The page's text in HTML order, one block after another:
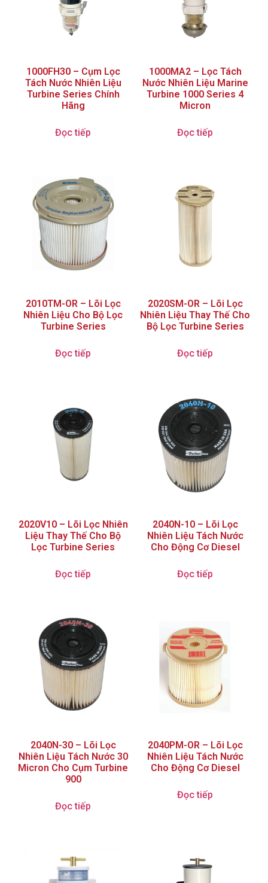
1000FH30 – Cụm Lọc
Tách Nước Nhiên Liệu
Turbine Series Chính
Hãng
Đọc tiếp
1000MA2 – Lọc Tách
Nước Nhiên Liệu Marine
Turbine 1000 Series 4
Micron
Đọc tiếp
2010TM-OR – Lõi Lọc
Nhiên Liệu Cho Bộ Lọc
Turbine Series
Đọc tiếp
2020SM-OR – Lõi Lọc
Nhiên Liệu Thay Thế Cho
Bộ Lọc Turbine Series
Đọc tiếp
2020V10 – Lõi Lọc Nhiên
Liệu Thay Thế Cho Bộ
Lọc Turbine Series
Đọc tiếp
2040N-10 – Lõi Lọc
Nhiên Liệu Tách Nước
Cho Động Cơ Diesel
Đọc tiếp
2040N-30 – Lõi Lọc
Nhiên Liệu Tách Nước 30
Micron Cho Cụm Turbine
900
Đọc tiếp
2040PM-OR – Lõi Lọc
Nhiên Liệu Tách Nước
Cho Động Cơ Diesel
Đọc tiếp